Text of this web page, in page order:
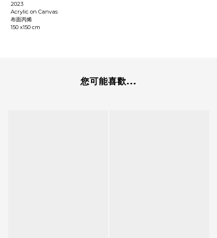
2023
Acrylic on Canvas
布面丙烯
150 x150 cm
您可能喜歡...